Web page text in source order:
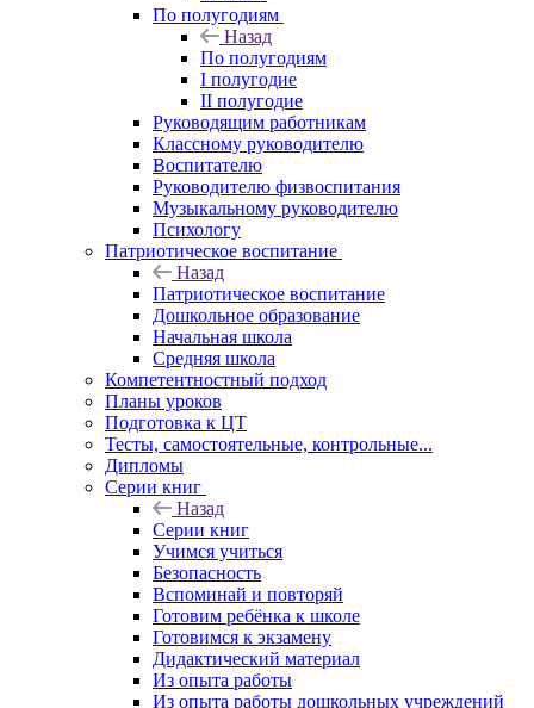
По полугодиям
Назад
По полугодиям
I полугодие
II полугодие
Руководящим работникам
Классному руководителю
Воспитателю
Руководителю физвоспитания
Музыкальному руководителю
Психологу
Патриотическое воспитание
Назад
Патриотическое воспитание
Дошкольное образование
Начальная школа
Средняя школа
Компетентностный подход
Планы уроков
Подготовка к ЦТ
Тесты, самостоятельные, контрольные...
Дипломы
Серии книг
Назад
Серии книг
Учимся учиться
Безопасность
Вспоминай и повторяй
Готовим ребёнка к школе
Готовимся к экзамену
Дидактический материал
Из опыта работы
Из опыта работы дошкольных учреждений